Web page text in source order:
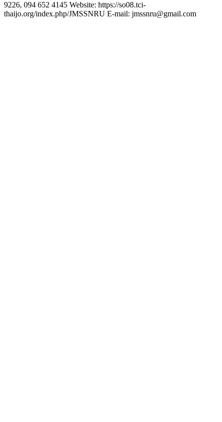
9226, 094 652 4145 Website: https://so08.tci-
thaijo.org/index.php/JMSSNRU E-mail: jmssnru@gmail.com